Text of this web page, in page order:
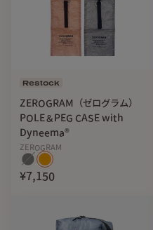
かつ高強度で、水や汚れに強
Restock
ZEROGRAM（ゼログラム）
POLE＆PEG CASE with
Dyneema®
ZEROGRAM
¥7,150